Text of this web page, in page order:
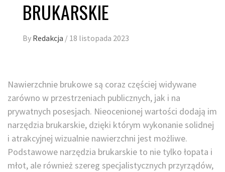
BRUKARSKIE
By Redakcja / 18 listopada 2023
Nawierzchnie brukowe są coraz częściej widywane
zarówno w przestrzeniach publicznych, jak i na
prywatnych posesjach. Nieocenionej wartości dodają im
narzędzia brukarskie, dzięki którym wykonanie solidnej
i atrakcyjnej wizualnie nawierzchni jest możliwe.
Podstawowe narzędzia brukarskie to nie tylko łopata i
młot, ale również szereg specjalistycznych przyrządów,